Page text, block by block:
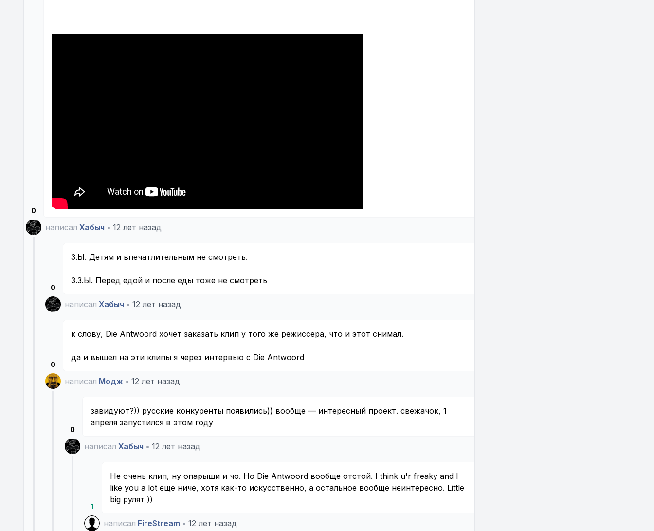
0
написал Хабыч • 12 лет назад
0
З.Ы. Детям и впечатлительным не смотреть.
З.З.Ы. Перед едой и после еды тоже не смотреть
написал Хабыч • 12 лет назад
0
к слову, Die Antwoord хочет заказать клип у того же режиссера, что и этот снимал.
да и вышел на эти клипы я через интервью с Die Antwoord
написал Модж • 12 лет назад
0
завидуют?)) русские конкуренты появились)) вообще — интересный проект. свежачок, 1
апреля запустился в этом году
написал Хабыч • 12 лет назад
1
Не очень клип, ну опарыши и чо. Но Die Antwoord вообще отстой. I think u'r freaky and I
like you a lot еще ниче, хотя как-то искусственно, а остальное вообще неинтересно. Little
big рулят ))
написал FireStream • 12 лет назад